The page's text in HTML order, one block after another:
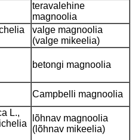
teravalehine
magnoolia
valge magnoolia
(valge mikeelia)
betongi magnoolia
Campbelli magnoolia
L.,
lõhnav magnoolia
(lõhnav mikeelia)